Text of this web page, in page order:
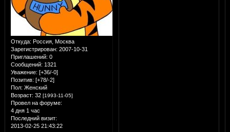
Откуда: Россия, Москва
Зарегистрирован: 2007-10-31
Приглашений: 0
Сообщений: 1321
Уважение: [+36/-0]
Позитив: [+78/-2]
Пол: Женский
Возраст: 32 [1993-11-05]
Провел на форуме:
4 дня 1 час
Последний визит:
2013-02-25 21:43:22